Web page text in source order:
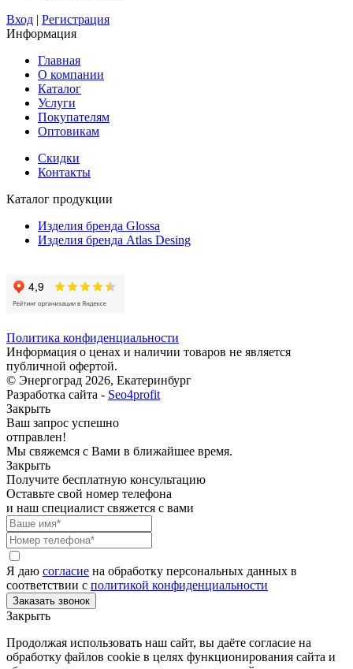
Вход | Регистрация
Информация
Главная
О компании
Каталог
Услуги
Покупателям
Оптовикам
Скидки
Контакты
Каталог продукции
Изделия бренда Glossa
Изделия бренда Atlas Desing
Политика конфиденциальности
Информация о ценах и наличии товаров не является
публичной офертой.
© Энергоград 2026, Екатеринбург
Разработка сайта - Seo4profit
Закрыть
Ваш запрос успешно
отправлен!
Мы свяжемся с Вами в ближайшее время.
Закрыть
Получите бесплатную консультацию
Оставьте свой номер телефона
и наш специалист свяжется с вами
Я даю согласие на обработку персональных данных в
соответствии с политикой конфиденциальности
Закрыть
Продолжая использовать наш сайт, вы даёте согласие на
обработку файлов cookie в целях функционирования сайта и